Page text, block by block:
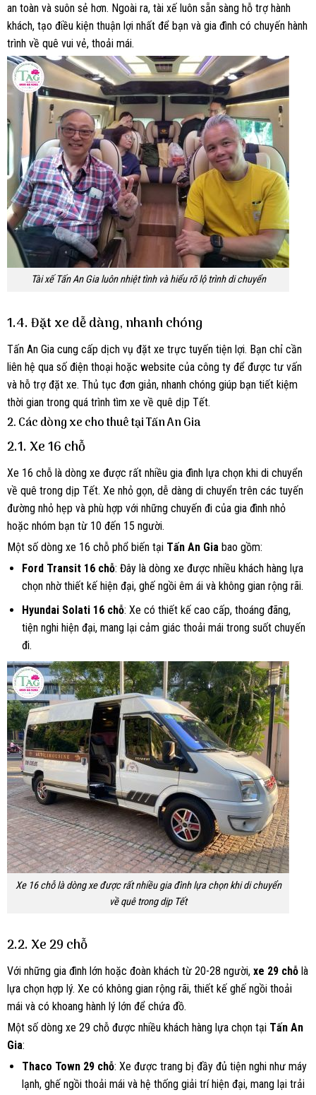
an toàn và suôn sẻ hơn. Ngoài ra, tài xế luôn sẵn sàng hỗ trợ hành
khách, tạo điều kiện thuận lợi nhất để bạn và gia đình có chuyến hành
trình về quê vui vẻ, thoải mái.
Tài xế Tấn An Gia luôn nhiệt tình và hiểu rõ lộ trình di chuyển
1.4. Đặt xe dễ dàng, nhanh chóng
Tấn An Gia cung cấp dịch vụ đặt xe trực tuyến tiện lợi. Bạn chỉ cần
liên hệ qua số điện thoại hoặc website của công ty để được tư vấn
và hỗ trợ đặt xe. Thủ tục đơn giản, nhanh chóng giúp bạn tiết kiệm
thời gian trong quá trình tìm xe về quê dịp Tết.
2. Các dòng xe cho thuê tại Tấn An Gia
2.1. Xe 16 chỗ
Xe 16 chỗ là dòng xe được rất nhiều gia đình lựa chọn khi di chuyển
về quê trong dịp Tết. Xe nhỏ gọn, dễ dàng di chuyển trên các tuyến
đường nhỏ hẹp và phù hợp với những chuyến đi của gia đình nhỏ
hoặc nhóm bạn từ 10 đến 15 người.
Một số dòng xe 16 chỗ phổ biến tại Tấn An Gia bao gồm:
Ford Transit 16 chỗ: Đây là dòng xe được nhiều khách hàng lựa
chọn nhờ thiết kế hiện đại, ghế ngồi êm ái và không gian rộng rãi.
Hyundai Solati 16 chỗ: Xe có thiết kế cao cấp, thoáng đãng,
tiện nghi hiện đại, mang lại cảm giác thoải mái trong suốt chuyến
đi.
Xe 16 chỗ là dòng xe được rất nhiều gia đình lựa chọn khi di chuyển
về quê trong dịp Tết
2.2. Xe 29 chỗ
Với những gia đình lớn hoặc đoàn khách từ 20-28 người, xe 29 chỗ là
lựa chọn hợp lý. Xe có không gian rộng rãi, thiết kế ghế ngồi thoải
mái và có khoang hành lý lớn để chứa đồ.
Một số dòng xe 29 chỗ được nhiều khách hàng lựa chọn tại Tấn An
Gia:
Thaco Town 29 chỗ: Xe được trang bị đầy đủ tiện nghi như máy
lạnh, ghế ngồi thoải mái và hệ thống giải trí hiện đại, mang lại trải